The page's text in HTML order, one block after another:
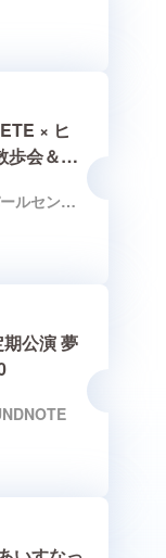
× ヒ
歩会＆撮
阿佐ヶ谷パールセンター / 阿佐ヶ谷ロジハウス
公演 夢